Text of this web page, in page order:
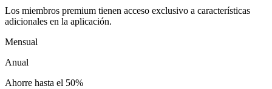
Los miembros premium tienen acceso exclusivo a características
adicionales en la aplicación.
Mensual
Anual
Ahorre hasta el 50%